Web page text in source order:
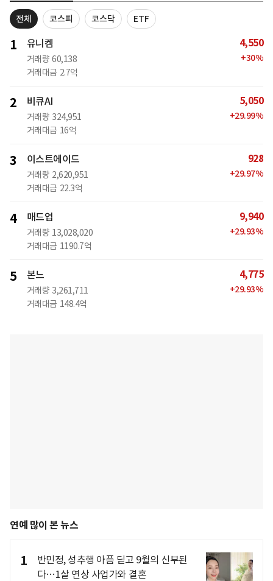
전체 코스피 코스닥 ETF
1 유니켐
거래량 60,138
거래대금 2.7억
4,550
+30%
2 비큐AI
거래량 324,951
거래대금 16억
5,050
+29.99%
3 이스트에이드
거래량 2,620,951
거래대금 22.3억
928
+29.97%
4 매드업
거래량 13,028,020
거래대금 1190.7억
9,940
+29.93%
5 본느
거래량 3,261,711
거래대금 148.4억
4,775
+29.93%
연예 많이 본 뉴스
1
반민정, 성추행 아픔 딛고 9월의 신부된
다…1살 연상 사업가와 결혼